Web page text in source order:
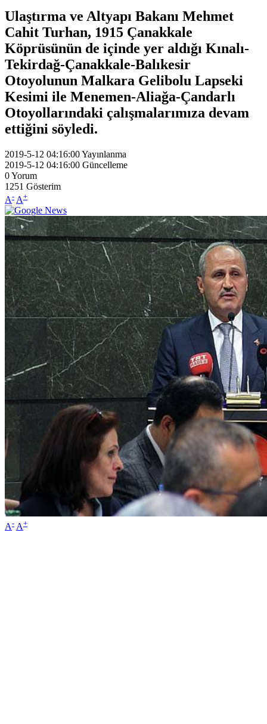
Ulaştırma ve Altyapı Bakanı Mehmet
Cahit Turhan, 1915 Çanakkale
Köprüsünün de içinde yer aldığı Kınalı-
Tekirdağ-Çanakkale-Balıkesir
Otoyolunun Malkara Gelibolu Lapseki
Kesimi ile Menemen-Aliağa-Çandarlı
Otoyollarındaki çalışmalarımıza devam
ettiğini söyledi.
2019-5-12 04:16:00Yayınlanma
2019-5-12 04:16:00 Güncelleme
0Yorum
1251 Gösterim
A- A+
A- A+